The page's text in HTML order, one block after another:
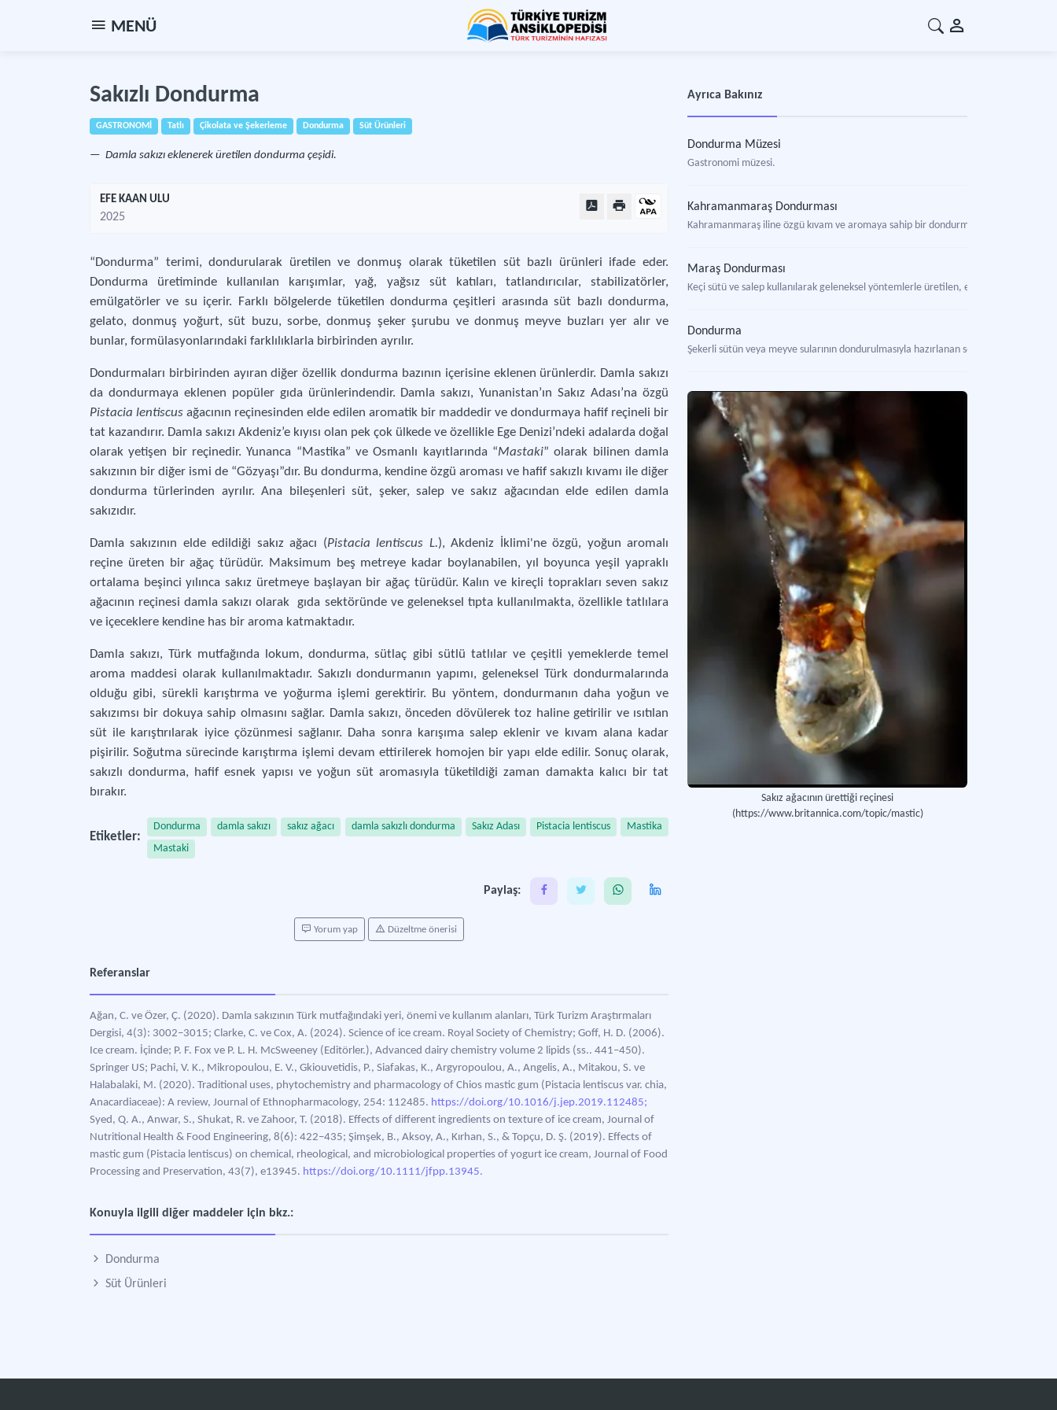
MENÜ
Sakızlı Dondurma
GASTRONOMİ Tatlı Çikolata ve Şekerleme Dondurma Süt Ürünleri
Damla sakızı eklenerek üretilen dondurma çeşidi.
EFE KAAN ULU
2025
“Dondurma” terimi, dondurularak üretilen ve donmuş olarak tüketilen süt bazlı ürünleri ifade eder.
Dondurma üretiminde kullanılan karışımlar, yağ, yağsız süt katıları, tatlandırıcılar, stabilizatörler,
emülgatörler ve su içerir. Farklı bölgelerde tüketilen dondurma çeşitleri arasında süt bazlı dondurma,
gelato, donmuş yoğurt, süt buzu, sorbe, donmuş şeker şurubu ve donmuş meyve buzları yer alır ve
bunlar, formülasyonlarındaki farklılıklarla birbirinden ayrılır.
Dondurmaları birbirinden ayıran diğer özellik dondurma bazının içerisine eklenen ürünlerdir. Damla sakızı
da dondurmaya eklenen popüler gıda ürünlerindendir. Damla sakızı, Yunanistan’ın Sakız Adası’na özgü
Pistacia lentiscus ağacının reçinesinden elde edilen aromatik bir maddedir ve dondurmaya hafif reçineli bir
tat kazandırır. Damla sakızı Akdeniz’e kıyısı olan pek çok ülkede ve özellikle Ege Denizi’ndeki adalarda doğal
olarak yetişen bir reçinedir. Yunanca “Mastika” ve Osmanlı kayıtlarında “Mastaki” olarak bilinen damla
sakızının bir diğer ismi de “Gözyaşı”dır. Bu dondurma, kendine özgü aroması ve hafif sakızlı kıvamı ile diğer
dondurma türlerinden ayrılır. Ana bileşenleri süt, şeker, salep ve sakız ağacından elde edilen damla
sakızıdır.
Damla sakızının elde edildiği sakız ağacı (Pistacia lentiscus L.), Akdeniz İklimi'ne özgü, yoğun aromalı
reçine üreten bir ağaç türüdür. Maksimum beş metreye kadar boylanabilen, yıl boyunca yeşil yapraklı
ortalama beşinci yılınca sakız üretmeye başlayan bir ağaç türüdür. Kalın ve kireçli toprakları seven sakız
ağacının reçinesi damla sakızı olarak gıda sektöründe ve geleneksel tıpta kullanılmakta, özellikle tatlılara
ve içeceklere kendine has bir aroma katmaktadır.
Damla sakızı, Türk mutfağında lokum, dondurma, sütlaç gibi sütlü tatlılar ve çeşitli yemeklerde temel
aroma maddesi olarak kullanılmaktadır. Sakızlı dondurmanın yapımı, geleneksel Türk dondurmalarında
olduğu gibi, sürekli karıştırma ve yoğurma işlemi gerektirir. Bu yöntem, dondurmanın daha yoğun ve
sakızımsı bir dokuya sahip olmasını sağlar. Damla sakızı, önceden dövülerek toz haline getirilir ve ısıtılan
süt ile karıştırılarak iyice çözünmesi sağlanır. Daha sonra karışıma salep eklenir ve kıvam alana kadar
pişirilir. Soğutma sürecinde karıştırma işlemi devam ettirilerek homojen bir yapı elde edilir. Sonuç olarak,
sakızlı dondurma, hafif esnek yapısı ve yoğun süt aromasıyla tüketildiği zaman damakta kalıcı bir tat
bırakır.
Etiketler:
Dondurma damla sakızı sakız ağacı damla sakızlı dondurma Sakız Adası Pistacia lentiscus
Mastika
Mastaki
Paylaş:
Yorum yap Düzeltme önerisi
Referanslar
Ağan, C. ve Özer, Ç. (2020). Damla sakızının Türk mutfağındaki yeri, önemi ve kullanım alanları, Türk Turizm Araştırmaları
Dergisi, 4(3): 3002–3015; Clarke, C. ve Cox, A. (2024). Science of ice cream. Royal Society of Chemistry; Goff, H. D. (2006).
Ice cream. İçinde; P. F. Fox ve P. L. H. McSweeney (Editörler.), Advanced dairy chemistry volume 2 lipids (ss.. 441–450).
Springer US; Pachi, V. K., Mikropoulou, E. V., Gkiouvetidis, P., Siafakas, K., Argyropoulou, A., Angelis, A., Mitakou, S. ve
Halabalaki, M. (2020). Traditional uses, phytochemistry and pharmacology of Chios mastic gum (Pistacia lentiscus var. chia,
Anacardiaceae): A review, Journal of Ethnopharmacology, 254: 112485. https://doi.org/10.1016/j.jep.2019.112485;
Syed, Q. A., Anwar, S., Shukat, R. ve Zahoor, T. (2018). Effects of different ingredients on texture of ice cream, Journal of
Nutritional Health & Food Engineering, 8(6): 422–435; Şimşek, B., Aksoy, A., Kırhan, S., & Topçu, D. Ş. (2019). Effects of
mastic gum (Pistacia lentiscus) on chemical, rheological, and microbiological properties of yogurt ice cream, Journal of Food
Processing and Preservation, 43(7), e13945. https://doi.org/10.1111/jfpp.13945.
Konuyla ilgili diğer maddeler için bkz.:
Dondurma
Süt Ürünleri
Ayrıca Bakınız
Dondurma Müzesi
Gastronomi müzesi.
Kahramanmaraş Dondurması
Kahramanmaraş iline özgü kıvam ve aromaya sahip bir dondurma türü.
Maraş Dondurması
Keçi sütü ve salep kullanılarak geleneksel yöntemlerle üretilen, elastik yapısı ve
Dondurma
Şekerli sütün veya meyve sularının dondurulmasıyla hazırlanan soğuk yiyecek
Kemaliye Lök Tatlısı / Eğin Lök Tatlısı
Erzincan'ın Kemaliye ilçesine ait kuru dut ve cevizden elde edilen yöresel tatlı.
Bursa Süt Helvası
Bursa'ya özgü, coğrafi işaretli tatlı.
Yanık Dondurma
Geleneksel üretimi, özgün tadı ve kültürel değeriyle öne çıkan yerel dondurma
Osmanlı Zerde Tatlısı
Safranla renklendirilen, pirinç, şeker ve gül suyuyla hazırlanan, özel günlerde ikram
Sakız ağacının ürettiği reçinesi
(https://www.britannica.com/topic/mastic)